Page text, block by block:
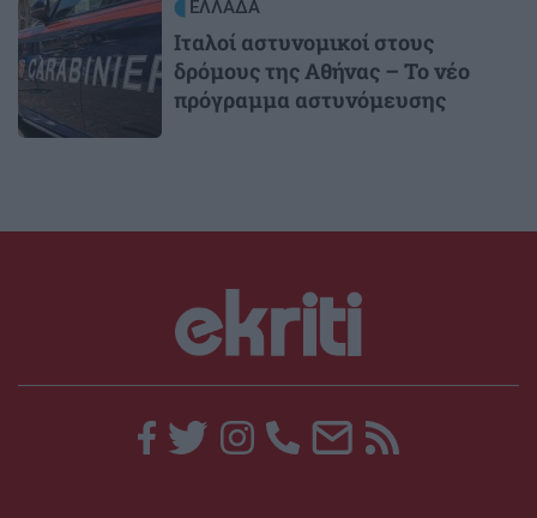
Image ΕΛΛΑΔΑ
Ιταλοί αστυνομικοί στους
δρόμους της Αθήνας – Το νέο
πρόγραμμα αστυνόμευσης